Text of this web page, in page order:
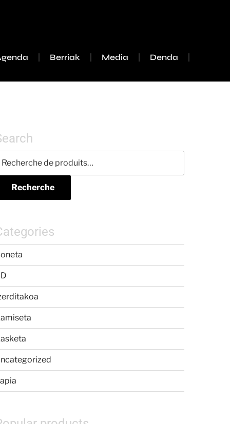
Berriak Media Denda
Recherche